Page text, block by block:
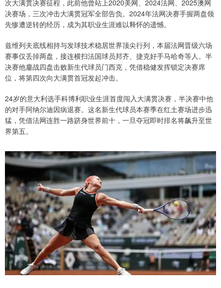
次大满贯决赛征程，此前他曾站上2020美网、2024法网、2025澳网
决赛场，三次冲击大满贯冠军全部告负。2024年法网决赛手握两盘领
先惨遭逆转的经历，成为其职业生涯难以释怀的遗憾。
兹维列夫底线相持与发球技术稳居世界顶尖行列，本届法网晋级六场
赛事仅丢掉两盘，接连横扫法国球员邦齐、捷克好手马哈奇等人。半
决赛他鏖战四盘击败新生代球员门西克，凭借稳健发挥锁定决赛席
位，将第四次向大满贯首冠发起冲击。
24岁的意大利选手科博利职业生涯首度闯入大满贯决赛，半决赛中他
的对手阿纳尔迪因病退赛。这名新生代球员本赛季在红土赛场进步迅
猛，凭借法网连胜一路跻身世界前十，一旦夺冠即时排名将飙升至世
界第五。